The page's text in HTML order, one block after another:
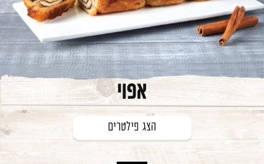
זכור אותי שכחתי סיסמה
משתמש חדש/אורח
אפוי
הצג פילטרים